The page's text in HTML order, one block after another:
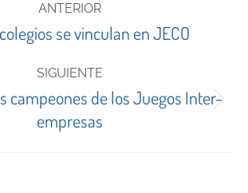
ANTERIOR
Publicación
anterior:
se vinculan en JECO
SIGUIENTE
Publicación
siguiente:
campeones de los Juegos Inter-
empresas